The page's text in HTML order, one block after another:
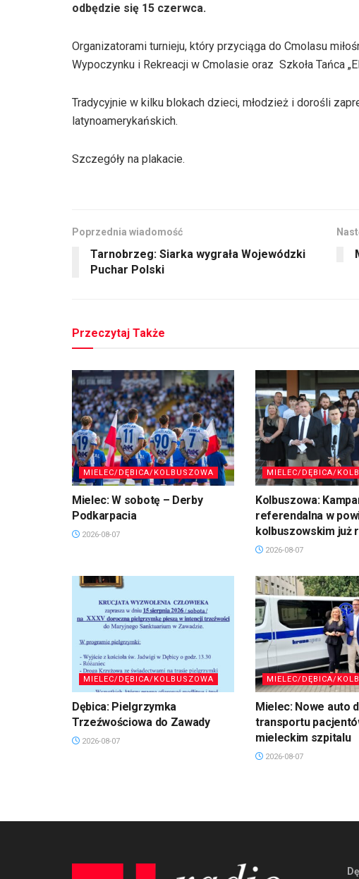
odbędzie się 15 czerwca.
Organizatorami turnieju, który przyciąga do Cmolasu
Wypoczynku i Rekreacji w Cmolasie oraz Szkoła Tańca
Tradycyjnie w kilku blokach dzieci, młodzież i dorośli
latynoamerykańskich.
Szczegóły na plakacie.
Poprzednia wiadomość
Tarnobrzeg: Siarka wygrała Wojewódzki
Puchar Polski
Przeczytaj Także
MIELEC/DĘBICA/KOLBUSZOWA
Mielec: W sobotę – Derby
Podkarpacia
2026-08-07
MIELEC/DĘBICA/
Kolbuszowa:
referendalna w
kolbuszowskim już
2026-08-07
MIELEC/DĘBICA/KOLBUSZOWA
Dębica: Pielgrzymka
Trzeźwościowa do Zawady
2026-08-07
MIELEC/DĘBICA/
Mielec: Nowe auto
transportu
mieleckim szpitalu
2026-08-07